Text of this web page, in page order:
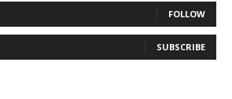
FOLLOW
SUBSCRIBE